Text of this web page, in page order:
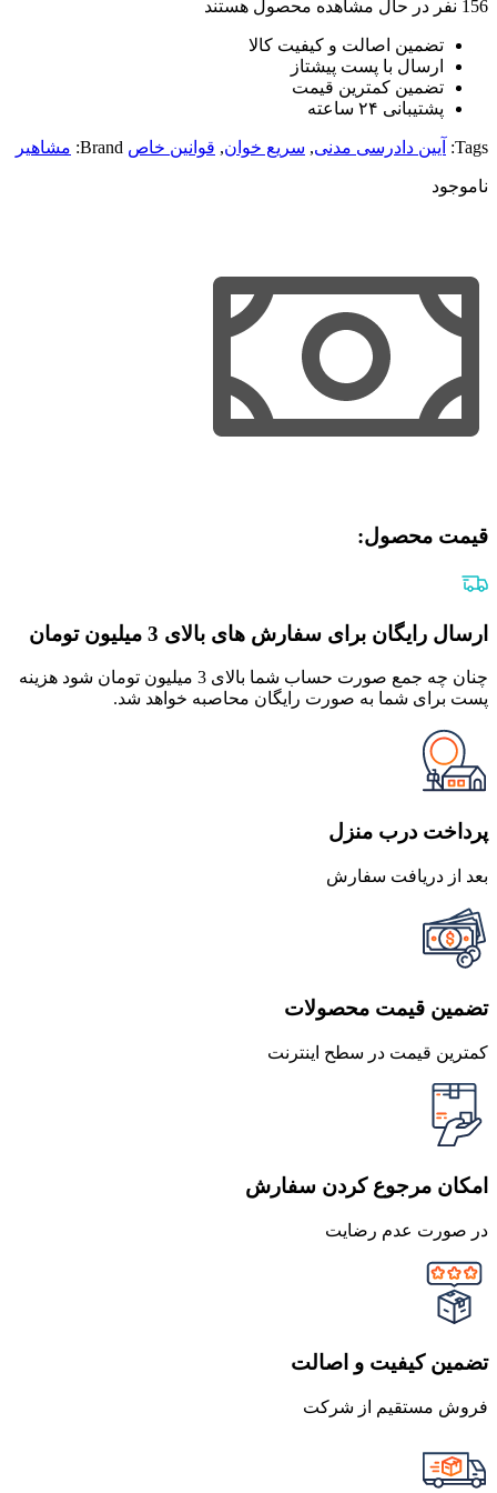
156 نفر در حال مشاهده محصول هستند
تضمین اصالت و کیفیت کالا
ارسال با پست پیشتاز
تضمین کمترین قیمت
پشتیبانی ۲۴ ساعته
Tags: آیین دادرسی مدنی, سریع خوان, قوانین خاص Brand: مشاهیر
ناموجود
قیمت محصول:​
ارسال رایگان برای سفارش های بالای 3 میلیون تومان
چنان چه جمع صورت حساب شما بالای 3 میلیون تومان شود هزینه
پست برای شما به صورت رایگان محاصبه خواهد شد.
پرداخت درب منزل
بعد از دریافت سفارش
تضمین قیمت محصولات
کمترین قیمت در سطح اینترنت
امکان مرجوع کردن سفارش
در صورت عدم رضایت
تضمین کیفیت و اصالت
فروش مستقیم از شرکت